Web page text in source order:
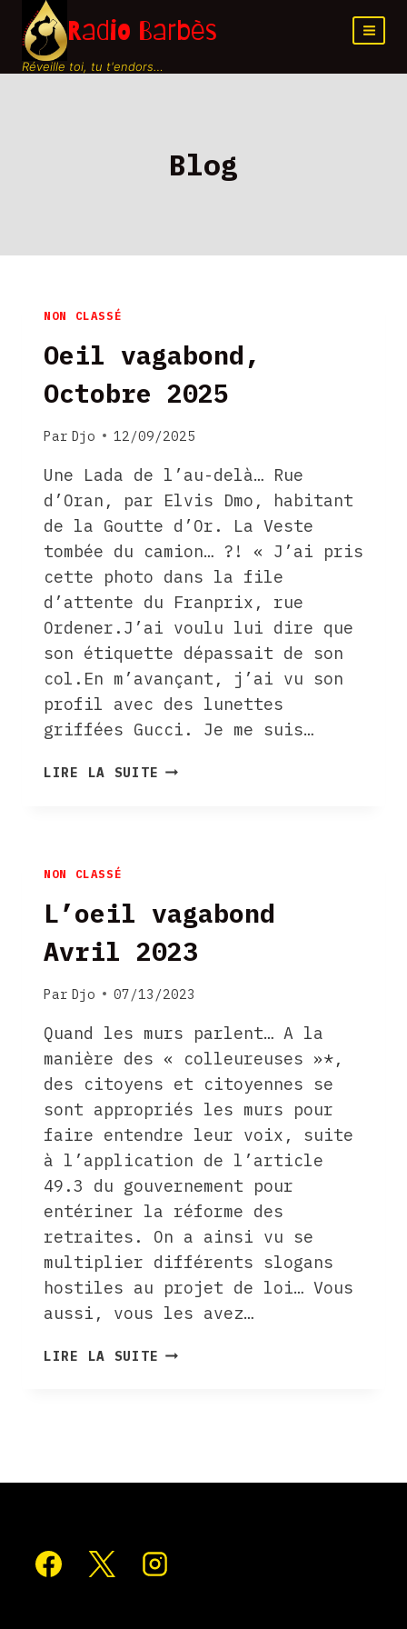
Aller
contenu
Radio Barbès
Réveille toi, tu t'endors…
Blog
NON CLASSÉ
Oeil vagabond,
Octobre 2025
Par Djo 12/09/2025
Une Lada de l’au-delà… Rue
d’Oran, par Elvis Dmo, habitant
de la Goutte d’Or. La Veste
tombée du camion… ?! « J’ai pris
cette photo dans la file
d’attente du Franprix, rue
Ordener.J’ai voulu lui dire que
son étiquette dépassait de son
col.En m’avançant, j’ai vu son
profil avec des lunettes
griffées Gucci. Je me suis…
LIRE LA SUITE OEIL
NON CLASSÉ
L’oeil vagabond
Avril 2023
Par Djo 07/13/2023
Quand les murs parlent… A la
manière des « colleureuses »*,
des citoyens et citoyennes se
sont appropriés les murs pour
faire entendre leur voix, suite
à l’application de l’article
49.3 du gouvernement pour
entériner la réforme des
retraites. On a ainsi vu se
multiplier différents slogans
hostiles au projet de loi… Vous
aussi, vous les avez…
LIRE LA SUITE L’OEIL